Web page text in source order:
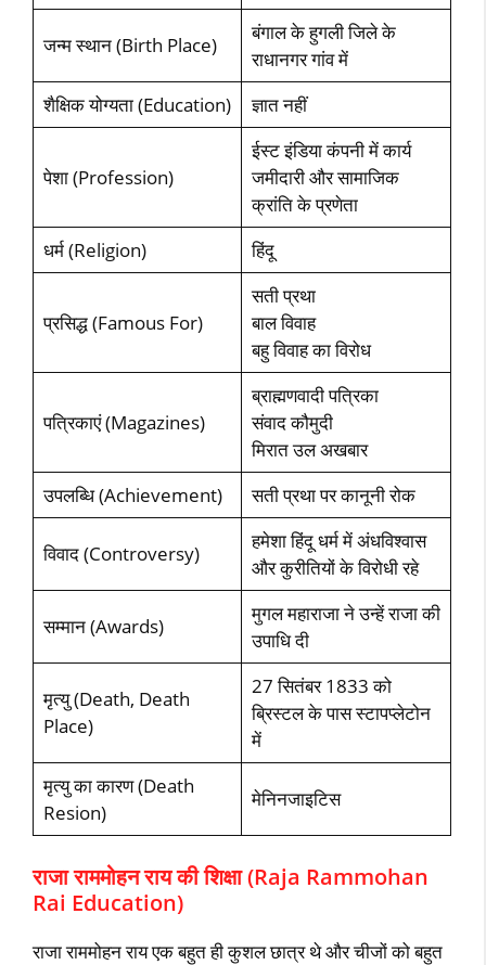
जन्म स्थान (Birth Place)
बंगाल के हुगली जिले के
राधानगर गांव में
शैक्षिक योग्यता (Education)
ज्ञात नहीं
पेशा (Profession)
ईस्ट इंडिया कंपनी में कार्य
जमीदारी और सामाजिक
क्रांति के प्रणेता
धर्म (Religion)
हिंदू
प्रसिद्ध (Famous For)
सती प्रथा
बाल विवाह
बहु विवाह का विरोध
पत्रिकाएं (Magazines)
ब्राह्मणवादी पत्रिका
संवाद कौमुदी
मिरात उल अखबार
उपलब्धि (Achievement)
सती प्रथा पर कानूनी रोक
विवाद (Controversy)
हमेशा हिंदू धर्म में अंधविश्वास
और कुरीतियों के विरोधी रहे
सम्मान (Awards)
मुगल महाराजा ने उन्हें राजा की
उपाधि दी
मृत्यु (Death, Death
Place)
27 सितंबर 1833 को
ब्रिस्टल के पास स्टापप्लेटोन
में
मृत्यु का कारण (Death
Resion)
मेनिनजाइटिस
राजा राममोहन राय की शिक्षा (Raja Rammohan
Rai Education)
राजा राममोहन राय एक बहुत ही कुशल छात्र थे और चीजों को बहुत